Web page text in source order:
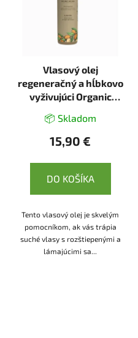
Vlasový olej
regeneračný a hĺbkovo
vyživujúci Organic
Ecolatier
📦 Skladom
15,90 €
DO KOŠÍKA
Tento vlasový olej je skvelým
pomocníkom, ak vás trápia
suché vlasy s rozštiepenými a
lámajúcimi sa...